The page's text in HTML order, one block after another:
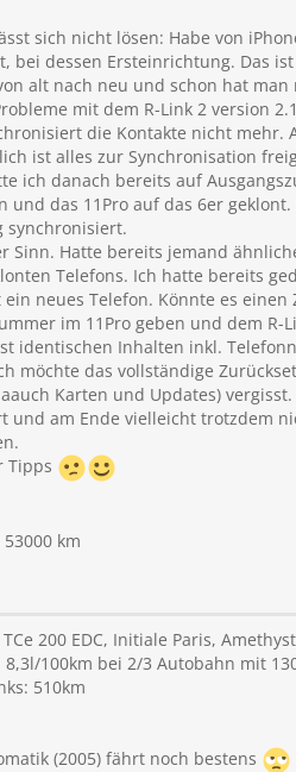
sich nicht lösen: Habe von
bei dessen Ersteinrichtung. Das
alt nach neu und schon hat
mit dem R-Link 2 version
die Kontakte nicht
ist alles zur Synchronisation
ich danach bereits auf
und das 11Pro auf das 6er
synchronisiert.
Sinn. Hatte bereits jemand
Telefons. Ich hatte bereits
neues Telefon. Könnte es
im 11Pro geben und dem
identischen Inhalten inkl.
möchte das vollständige
Karten und Updates)
und am Ende vielleicht trotzdem
Tipps
km
200 EDC, Initiale Paris,
8,3l/100km bei 2/3 Autobahn mit
510km
(2005) fährt noch bestens